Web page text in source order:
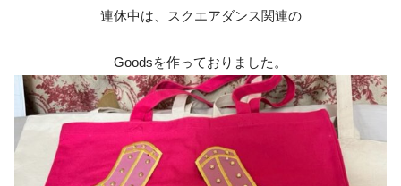
連休中は、スクエアダンス関連の
Goodsを作っておりました。